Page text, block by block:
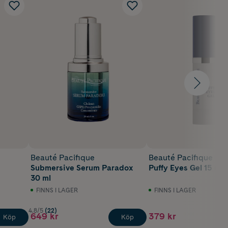
Köp
Beauté Pacifique
Submersive Serum Paradox
30 ml
FINNS I LAGER
4.8/5 (22)
649 kr Köp
Beauté Pacifique
Puffy Eyes Gel 15 ml
FINNS I LAGER
379 kr